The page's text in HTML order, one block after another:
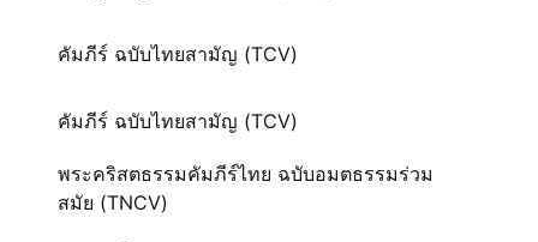
คัมภีร์ ฉบับไทยสามัญ (TCV)
คัมภีร์ ฉบับไทยสามัญ (TCV)
พระคริสตธรรมคัมภีร์ไทย ฉบับอมตธรรมร่วม
สมัย (TNCV)